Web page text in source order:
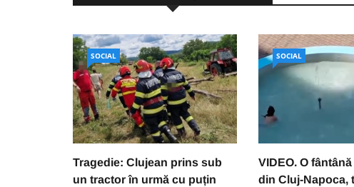
SOCIAL
Tragedie: Clujean prins sub
un tractor în urmă cu puțin
SOCIAL
VIDEO. O
din Cluj-Napoca,